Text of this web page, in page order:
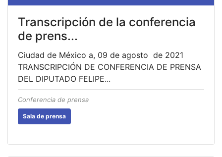
Transcripción de la conferencia
de prens...
Ciudad de México a, 09 de agosto de 2021
TRANSCRIPCIÓN DE CONFERENCIA DE PRENSA
DEL DIPUTADO FELIPE...
Conferencia de prensa
Sala de prensa